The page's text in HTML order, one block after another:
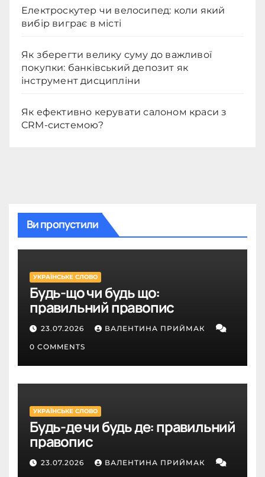
Електроскутер чи велосипед: коли який
вибір виграє в місті
Як зберегти велику суму до важливої
покупки: банківський депозит як
інструмент дисципліни
Як ефективно керувати салоном краси з
CRM-системою?
Ви пропустили
УКРАЇНСЬКЕ СЛОВО
Будь-що чи будь що:
правильний правопис
23.07.2026 ВАЛЕНТИНА ПРИЙМАК
0 COMMENTS
УКРАЇНСЬКЕ СЛОВО
Будь-де чи будь де: правильний
правопис
23.07.2026 ВАЛЕНТИНА ПРИЙМАК